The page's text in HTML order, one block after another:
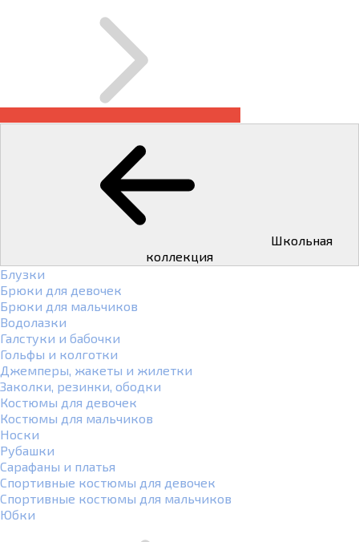
коллекция
Блузки
Брюки для девочек
Брюки для мальчиков
Водолазки
Галстуки и бабочки
Гольфы и колготки
Джемперы, жакеты и жилетки
Заколки, резинки, ободки
Костюмы для девочек
Костюмы для мальчиков
Носки
Рубашки
Сарафаны и платья
Спортивные костюмы для девочек
Спортивные костюмы для мальчиков
Юбки